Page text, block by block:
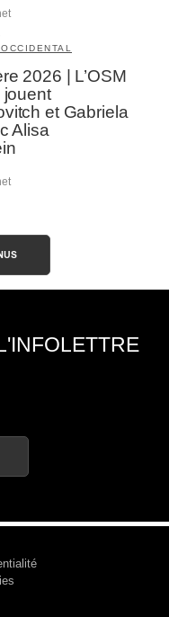
2026 | L’OSM
jouent
et Gabriela
Alisa